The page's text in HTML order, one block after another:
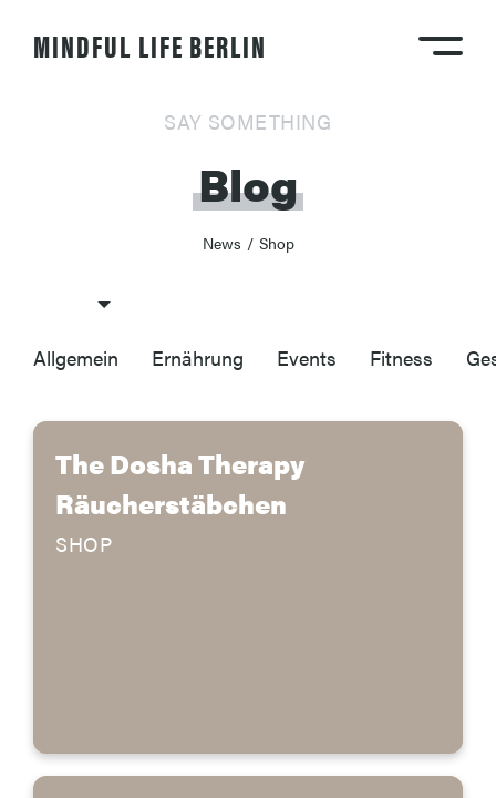
MINDFUL LIFE BERLIN
SAY SOMETHING
Blog
News / Shop
Allgemein Ernährung Events Fitness
The Dosha Therapy
Räucherstäbchen
SHOP